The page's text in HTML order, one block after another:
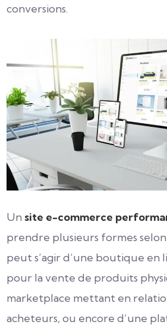
conversions.
Un site e-commerce
prendre plusieurs formes
peut s’agir d’une boutique en
pour la vente de produits
marketplace mettant en
acheteurs, ou encore d’une